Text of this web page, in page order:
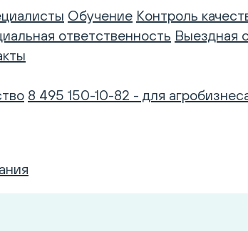
Обучение Контроль
ответственность Выездная
8 495 150-10-82 - для